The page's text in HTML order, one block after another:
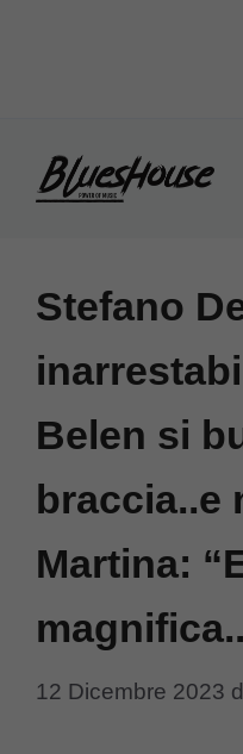
Stefano
Belen si
braccia..e
Martina:
12 Dicembre 2023